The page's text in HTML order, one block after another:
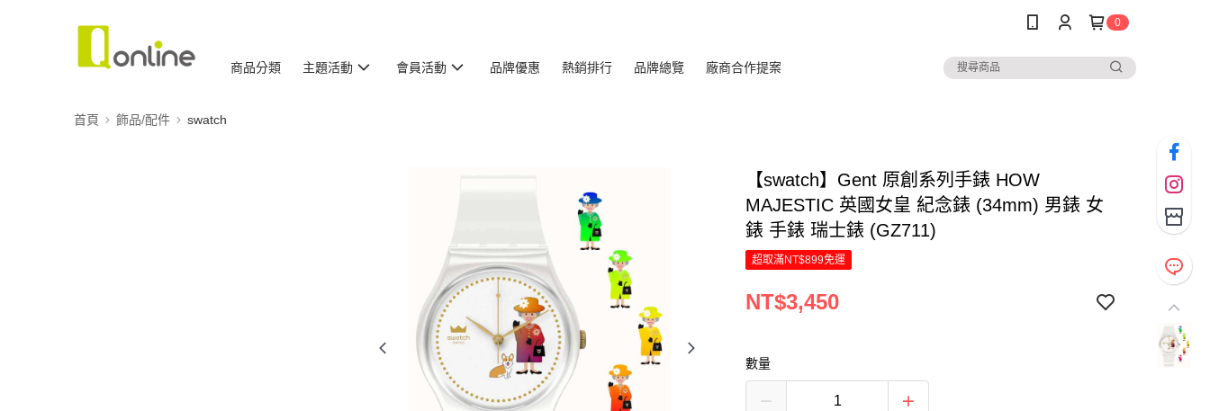
0
商品分類 主題活動 會員活動 品牌優惠 熱銷排行 品牌總覽 廠商合作提案
首頁 飾品/配件 swatch
【swatch】Gent 原創系列手錶 HOW
MAJESTIC 英國女皇 紀念錶 (34mm) 男錶 女
錶 手錶 瑞士錶 (GZ711)
超取滿NT$899免運
NT$3,450
數量